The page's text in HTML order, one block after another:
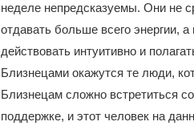
неделе непредсказуемы. Они не
отдавать больше всего энергии,
действовать интуитивно и
Близнецами окажутся те люди,
Близнецам сложно встретиться
поддержке, и этот человек на